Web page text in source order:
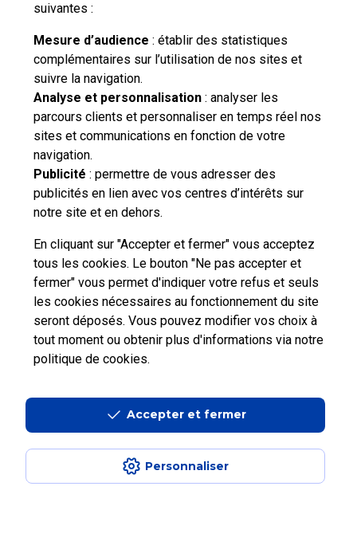
suivantes :
Mesure d’audience : établir des statistiques
complémentaires sur l’utilisation de nos sites et
suivre la navigation.
Analyse et personnalisation : analyser les
parcours clients et personnaliser en temps réel nos
sites et communications en fonction de votre
navigation.
Publicité : permettre de vous adresser des
publicités en lien avec vos centres d’intérêts sur
notre site et en dehors.
En cliquant sur "Accepter et fermer" vous acceptez
tous les cookies. Le bouton "Ne pas accepter et
fermer" vous permet d'indiquer votre refus et seuls
les cookies nécessaires au fonctionnement du site
seront déposés. Vous pouvez modifier vos choix à
tout moment ou obtenir plus d'informations via notre
politique de cookies.
Personnaliser
Accepter et fermer
Besoin d'aide complémentaire ?
Vous n'avez pas trouvé de solution parmi nos FAQs,
vous souhaitez nous contacter ou déposer une
réclamation ?
contacter
Professionnels Entreprises et Collectivités
Plan du site